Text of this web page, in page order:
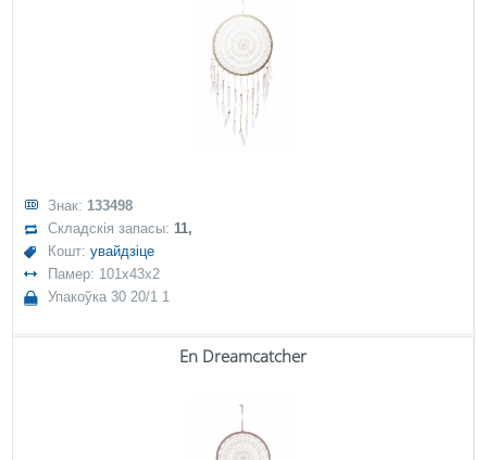
Знак: 133498
Складскія запасы:11,
Кошт:увайдзіце
Памер: 101x43x2
Упакоўка 30 20/1 1
En Dreamcatcher